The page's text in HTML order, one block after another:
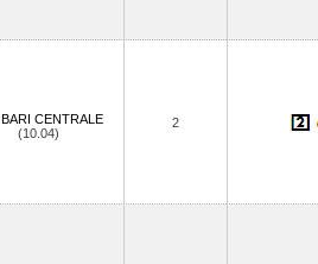
BARI CENTRALE
(10.04)
2